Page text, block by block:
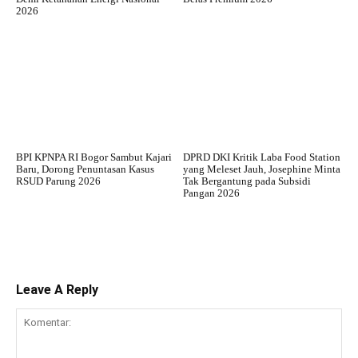
2026
BPI KPNPA RI Bogor Sambut Kajari
Baru, Dorong Penuntasan Kasus
RSUD Parung 2026
DPRD DKI Kritik Laba Food Station
yang Meleset Jauh, Josephine Minta
Tak Bergantung pada Subsidi
Pangan 2026
Leave A Reply